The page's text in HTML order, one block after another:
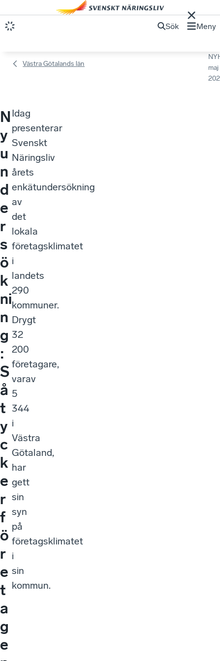
Sök Meny
Västra Götalands län
maj
N
y
u
n
d
e
r
s
ö
k
ni
n
g
:
S
å
t
y
c
k
e
r
f
ö
r
e
t
a
g
e
Idag
presenterar
Svenskt
Näringsliv
årets
enkätundersökning
av
det
lokala
företagsklimatet
i
landets
290
kommuner.
Drygt
32
200
företagare,
varav
5
344
i
Västra
Götaland,
har
gett
sin
syn
på
företagsklimatet
i
sin
kommun.